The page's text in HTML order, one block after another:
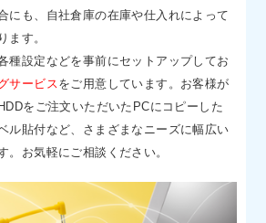
にも、自社倉庫の在庫や仕入れによって
ます。
種設定などを事前にセットアップしてお
サービスをご用意しています。お客様が
をご注文いただいたPCにコピーした
ル貼付など、さまざまなニーズに幅広い
。お気軽にご相談ください。